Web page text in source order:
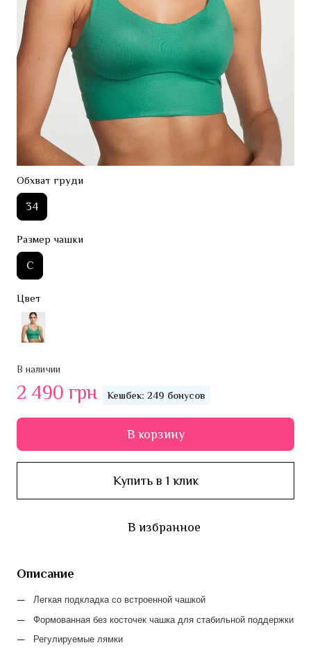
Обхват груди
34
Размер чашки
C
Цвет
В наличии
2 490 грн Кешбек: 249 бонусов
В корзину
Купить в 1 клик
В избранное
Описание
Легкая подкладка со встроенной чашкой
Формованная без косточек чашка для стабильной поддержки
Регулируемые лямки